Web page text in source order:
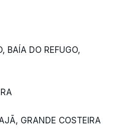
BAÍA DO REFUGO,
GRANDE COSTEIRA